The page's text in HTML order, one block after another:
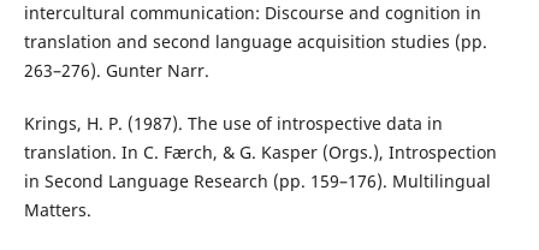
intercultural communication: Discourse and cognition in
translation and second language acquisition studies (pp.
263–276). Gunter Narr.
Krings, H. P. (1987). The use of introspective data in
translation. In C. Færch, & G. Kasper (Orgs.), Introspection
in Second Language Research (pp. 159–176). Multilingual
Matters.